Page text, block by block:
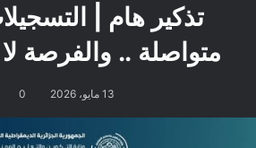
تذكير هام |
متواصلة .. والفرصة
13 مايو، 2026 0